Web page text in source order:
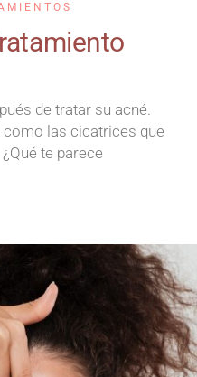
de tratar su acné.
las cicatrices que
te parece